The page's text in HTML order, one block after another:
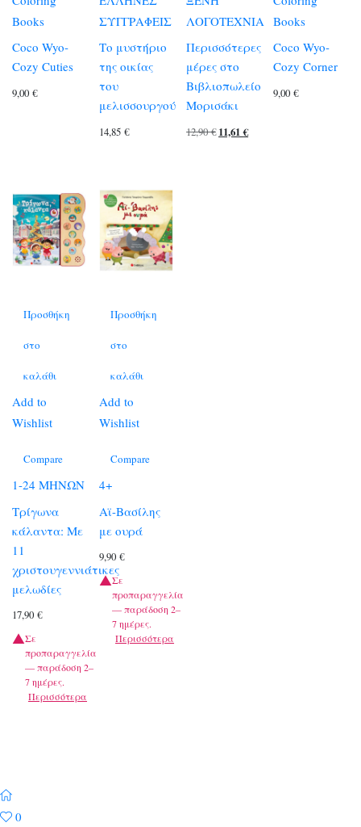
Books
Coco Wyo-
Cozy Cuties
9,00 €
ΣΥΓΓΡΑΦΕΙΣ
Το μυστήριο
της οικίας
του
μελισσουργού
14,85€
ΛΟΓΟΤΕΧΝΙΑ
Περισσότερες
μέρες στο
Βιβλιοπωλείο
Μορισάκι
12,90€ Original
11,61€Η
Books
Coco Wyo-
Cozy Corner
9,00€
Προσθήκη
στο
καλάθι
Add to
Wishlist
Compare
1-24 ΜΗΝΩΝ
Τρίγωνα
κάλαντα: Με
11
χριστουγεννιάτικες
μελωδίες
17,90 €
Σε
προπαραγγελία
— παράδοση 2–
7 ημέρες.
Περισσότερα
Προσθήκη
στο
καλάθι
Add to
Wishlist
Compare
4+
Αϊ-Βασίλης
με ουρά
9,90€
Σε
προπαραγγελία
— παράδοση 2–
7 ημέρες.
Περισσότερα
0